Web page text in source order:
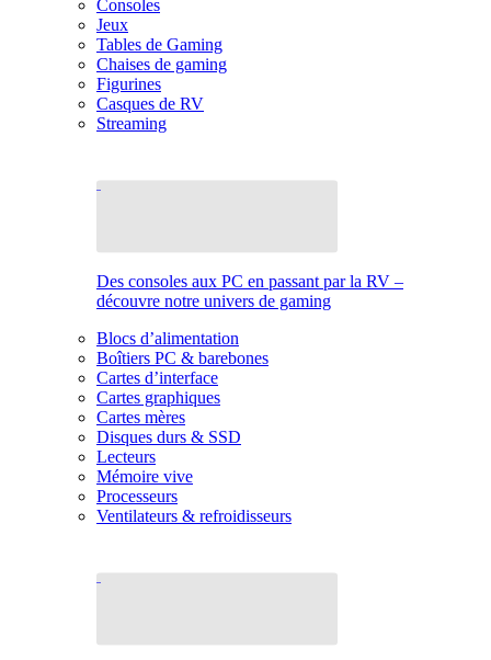
Consoles
Jeux
Tables de Gaming
Chaises de gaming
Figurines
Casques de RV
Streaming
Des consoles aux PC en passant par la RV –
découvre notre univers de gaming
Blocs d’alimentation
Boîtiers PC & barebones
Cartes d’interface
Cartes graphiques
Cartes mères
Disques durs & SSD
Lecteurs
Mémoire vive
Processeurs
Ventilateurs & refroidisseurs